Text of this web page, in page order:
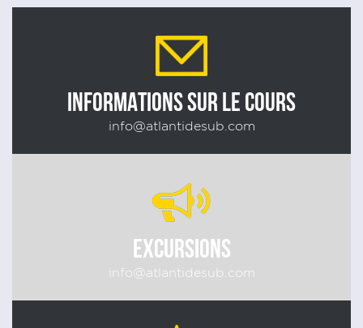
INFORMATIONS SUR LE COURS
info@atlantidesub.com
EXCURSIONS
info@atlantidesub.com